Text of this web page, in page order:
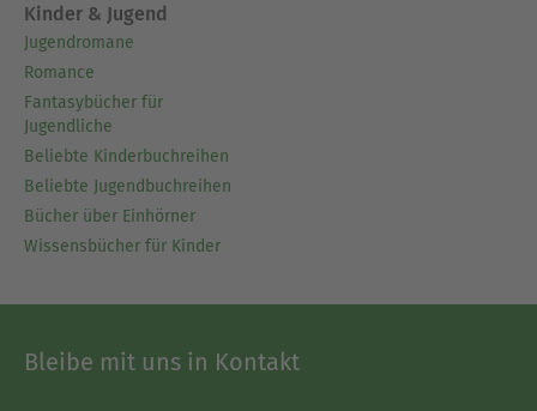
Kinder & Jugend
Jugendromane
Romance
Fantasybücher für
Jugendliche
Beliebte Kinderbuchreihen
Beliebte Jugendbuchreihen
Bücher über Einhörner
Wissensbücher für Kinder
Bleibe mit uns in Kontakt